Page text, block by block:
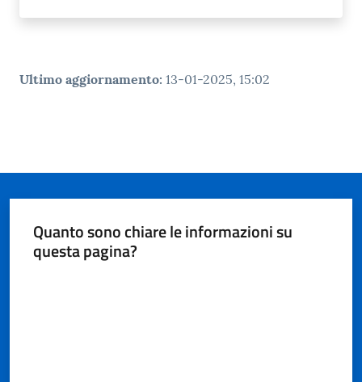
Ultimo aggiornamento: 13-01-2025, 15:02
Quanto sono chiare le informazioni su
questa pagina?